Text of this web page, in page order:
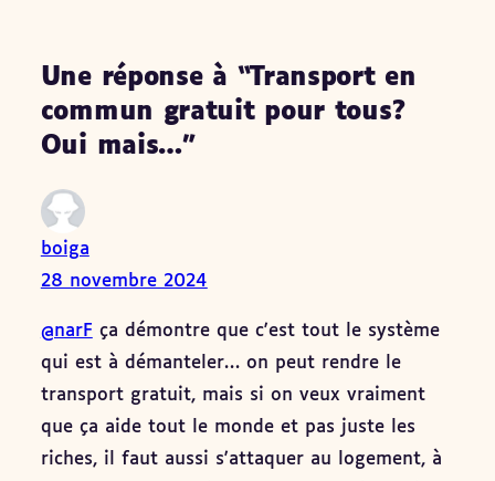
Une réponse à “Transport en
commun gratuit pour tous?
Oui mais…”
boiga
28 novembre 2024
@narF ça démontre que c'est tout le système
qui est à démanteler… on peut rendre le
transport gratuit, mais si on veux vraiment
que ça aide tout le monde et pas juste les
riches, il faut aussi s'attaquer au logement, à